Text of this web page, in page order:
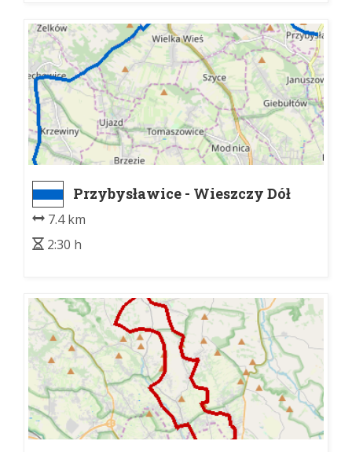
Przybysławice - Wieszczy Dół
7.4 km
2:30 h